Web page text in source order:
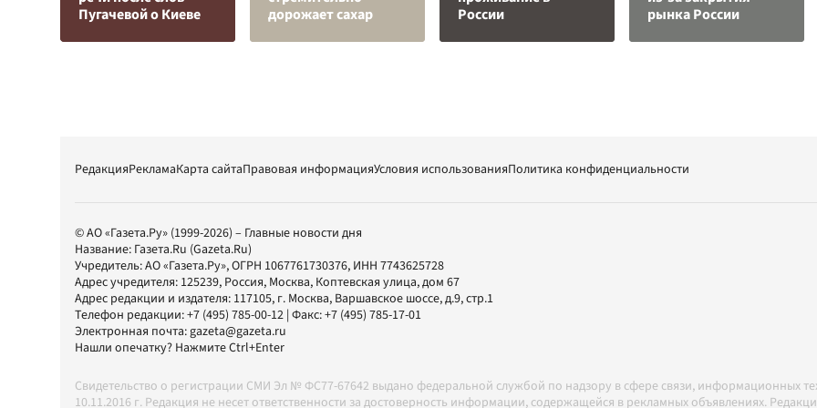
Пугачевой о Киеве
дорожает сахар
России
рынка России
РедакцияРекламаКарта сайтаПравовая информацияУсловия использованияПолитика конфиденциальности
© АО «Газета.Ру» (1999-2026) – Главные новости дня
Название: Газета.Ru (Gazeta.Ru)
Учредитель:АО «Газета.Ру», ОГРН 1067761730376, ИНН 7743625728
Адрес учредителя: 125239, Россия, Москва, Коптевская улица, дом 67
Адрес редакции и издателя: 117105, г. Москва, Варшавское шоссе, д.9, стр.1
Телефон редакции:+7 (495) 785-00-12 | Факс:+7 (495) 785-17-01
Электронная почта:gazeta@gazeta.ru
Нашли опечатку? Нажмите Ctrl+Enter
Свидетельство о регистрации СМИ Эл № ФС77-67642 выдано федеральной службой по надзору в сфере связи, информационных
10.11.2016 г. Редакция не несет ответственности за достоверность информации, содержащейся в рекламных объявлениях.